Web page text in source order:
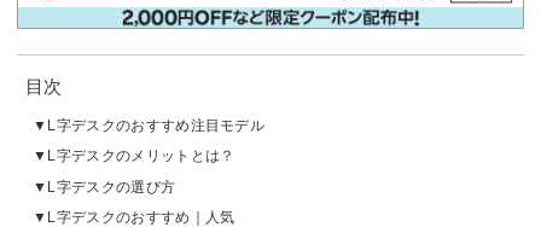
目次
L字デスクのおすすめ注目モデル
L字デスクのメリットとは？
L字デスクの選び方
L字デスクのおすすめ｜人気